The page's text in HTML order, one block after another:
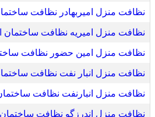
نظافت منزل امیربهادر نظافت ساختمان
نظافت منزل امیریه نظافت ساختمان
نظافت منزل امین حضور نظافت
نظافت منزل انبار نفت نظافت
نظافت منزل انبارنفت نظافت
نظافت منزل اندرزگو نظافت ساختمان